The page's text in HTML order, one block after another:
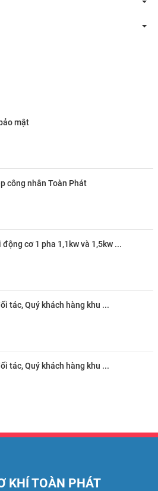
mật
công nhân Toàn Phát
động cơ 1 pha 1,1kw và 1,5kw ...
tác, Quý khách hàng khu ...
tác, Quý khách hàng khu ...
KHÍ TOÀN PHÁT